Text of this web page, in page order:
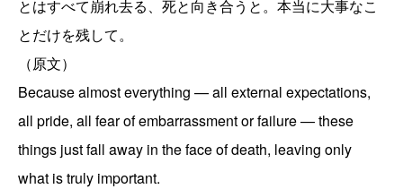
とはすべて崩れ去る、死と向き合うと。本当に大事なこ
とだけを残して。
（原文）
Because almost everything — all external expectations,
all pride, all fear of embarrassment or failure — these
things just fall away in the face of death, leaving only
what is truly important.